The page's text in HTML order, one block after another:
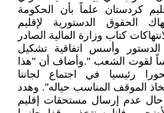
كردستان علماً بأن الحكومة
الحقوق الدستورية لإقليم
كتاب وزارة المالية الصادر
وأسس اتفاقية تشكيل
لقوت الشعب ".وأضاف أن "هذا
رئيسيا في اجتماع لجاننا
الموقف المناسب حياله". وهدد
حال عدم إرسال مستحقات إقليم